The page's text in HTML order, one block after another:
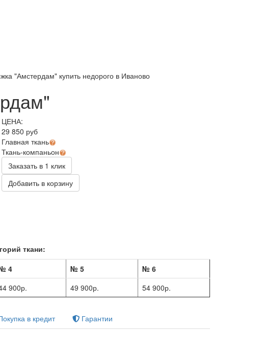
"Амстердам" купить недорого в Иваново
ЦЕНА:
29 850 руб
Главная ткань
Ткань-компаньон
Заказать в 1 клик
Добавить в корзину
ткани:
4 № 5
№ 6
900р. 49 900р. 54 900р.
в кредит
Гарантии